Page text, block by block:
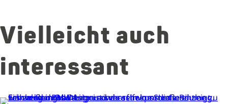
Vielleicht auch
interessant